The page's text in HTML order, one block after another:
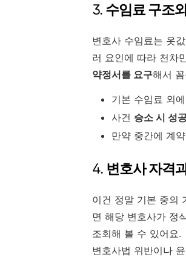
3. 수임료 구조
변호사 수임료는 옷
러 요인에 따라 천차
약정서를 요구해서
기본 수임료 외에
사건 승소 시 성
만약 중간에 계
4. 변호사 자격
이건 정말 기본 중의
면 해당 변호사가 정
조회해 볼 수 있어요.
변호사법 위반이나